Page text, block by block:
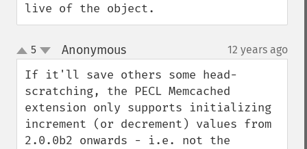
live of the object.
up
down
5 Anonymous¶ 12 years ago
If it'll save others some head-
scratching, the PECL Memcached
extension only supports initializing
increment (or decrement) values from
2.0.0b2 onwards - i.e. not the